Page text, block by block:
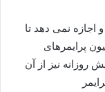
اجازه نمی دهد تا
پرایمرهای
روزانه نیز از آن